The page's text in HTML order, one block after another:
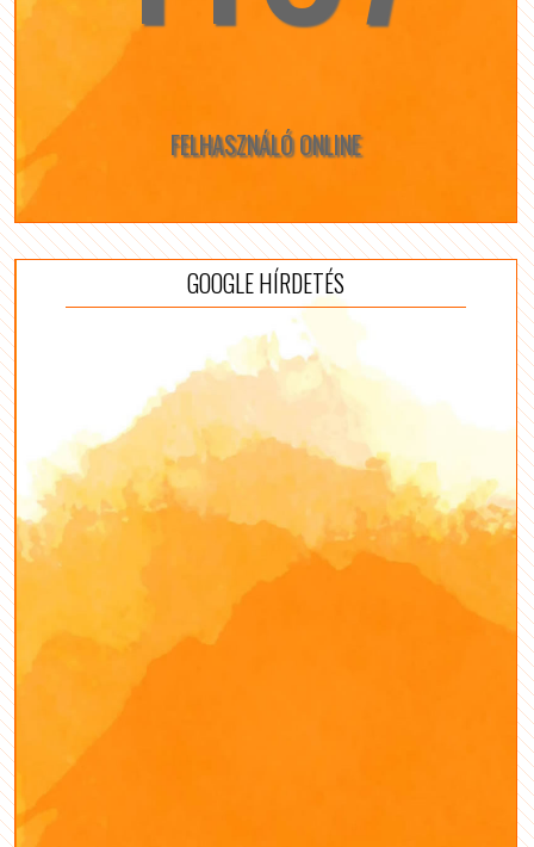
FELHASZNÁLÓ ONLINE
GOOGLE HÍRDETÉS